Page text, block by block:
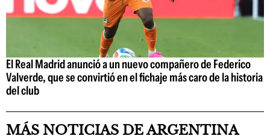
El Real Madrid anunció a un nuevo compañero de Federico
Valverde, que se convirtió en el fichaje más caro de la historia
del club
MÁS NOTICIAS DE ARGENTINA